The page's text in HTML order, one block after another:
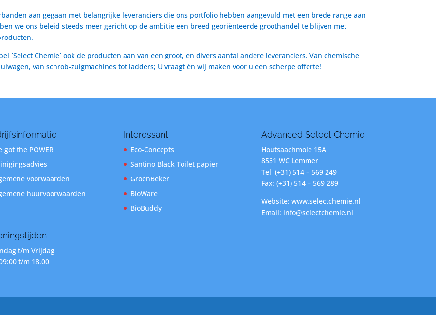
aan gegaan met belangrijke leveranciers die ons portfolio hebben aangevuld met een brede range aan
we ons beleid steeds meer gericht op de ambitie een breed georiënteerde groothandel te blijven met
´Select Chemie´ ook de producten aan van een groot, en divers aantal andere leveranciers. Van chemische
van schrob-zuigmachines tot ladders; U vraagt èn wij maken voor u een scherpe offerte!
got the POWER
voorwaarden
huurvoorwaarden
t/m Vrijdag
t/m 18.00
Interessant
Eco-Concepts
Santino Black Toilet papier
GroenBeker
BioWare
BioBuddy
Advanced Select Chemie
Houtsaachmole 15A
8531 WC Lemmer
Tel: (+31) 514 – 569 249
Fax: (+31) 514 – 569 289
Website: www.selectchemie.nl
Email: info@selectchemie.nl